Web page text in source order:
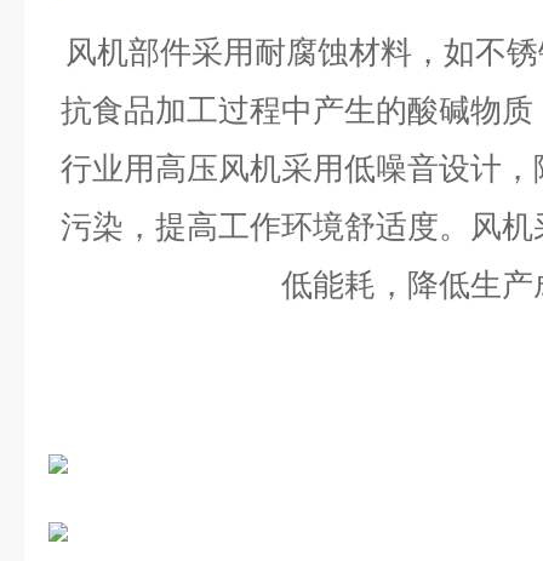
风机部件采用耐腐蚀材料，如不
抗食品加工过程中产生的酸碱物
行业用高压风机采用低噪音设计
污染，提高工作环境舒适度。 风
低能耗，降低生产